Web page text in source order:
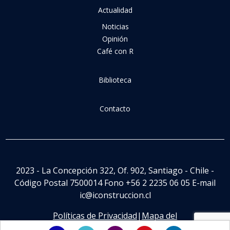
Actualidad
Noticias
Opinión
Café con R
Biblioteca
Contacto
2023 - La Concepción 322, Of. 902, Santiago - Chile -
Código Postal 7500014 Fono +56 2 2235 06 05 E-mail
ic@iconstruccion.cl
Políticas de Privacidad| Mapa del